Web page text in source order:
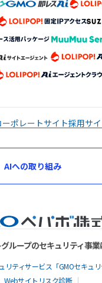
ーポレートサイト採用サ
AIへの取り組み
ループのセキュリティ事
ティサービス「GMOセキュリ
Webサイトリスク診断